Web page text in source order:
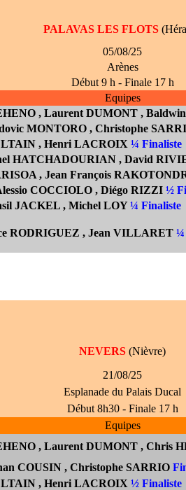
PALAVAS LES FLOTS
05/08/25
Arènes
Début 9 h - Finale 17 h
Equipes
, Laurent DUMONT ,
MONTORO , Christophe
, Henri LACROIX ¼ Finaliste
HATCHADOURIAN , David
, Jean François
COCCIOLO , Diégo RIZZI ½
JACKEL , Michel LOY¼ Finaliste
RODRIGUEZ , Jean VILLARET ¼
NEVERS (Nièvre)
21/08/25
Esplanade du Palais Ducal
Début 8h30 - Finale 17 h
Equipes
, Laurent DUMONT , Chris
COUSIN , Christophe SARRIO
, Henri LACROIX ½ Finaliste